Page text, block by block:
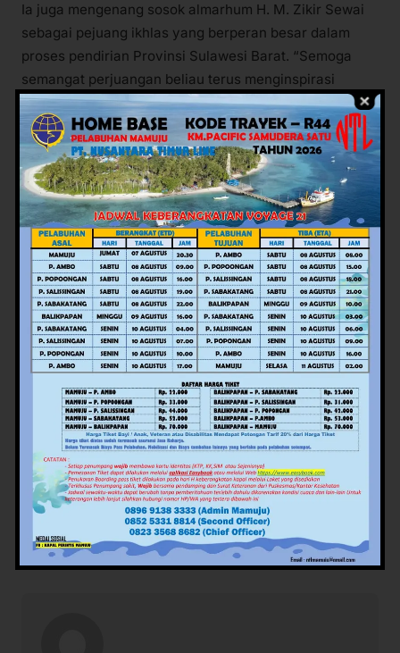
Ia juga mengenang sosok almarhum H. M. Zikir Sewai
sebagai pejuang ikhlas yang berperan besar dalam
proses pendirian Provinsi Sulawesi Barat. “Semoga
semangat perjuangan beliau terus menginspirasi
generasi muda. Kami berharap perhatian pemerintah
terhadap pesantren ini terus berlanjut, karena tempat
ini juga memiliki nilai sejarah dalam lahirnya gagasan
pembentukan Provinsi Sulawesi Barat,” ungkapnya.
Peringatan Maulid dan haul tersebut ditutup dengan
doa bersama untuk almarhum, agar Allah melapangkan
kuburnya, menerima amal jariahnya, dan
menempatkannya bersama para kekasih-Nya di surga.
Sumber: Humas Pemprov Sulbar
Editor: Judistira
Views: 130